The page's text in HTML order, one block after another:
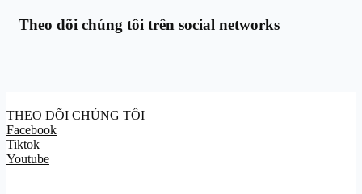
Theo dõi chúng tôi trên social networks
THEO DÕI CHÚNG TÔI
Facebook
Tiktok
Youtube